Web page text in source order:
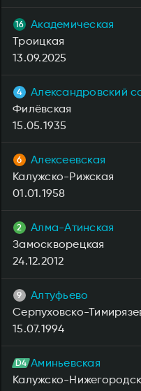
Академическая
Троицкая
13.09.2025
Александровский
Филёвская
15.05.1935
Алексеевская
Калужско-Рижская
01.01.1958
Алма-Атинская
Замоскворецкая
24.12.2012
Алтуфьево
Серпуховско-
15.07.1994
Аминьевская
Калужско-